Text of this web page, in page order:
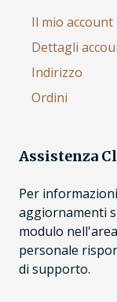
Il mio account
Dettagli
Indirizzo
Ordini
Assistenza
Per
aggiornamenti
modulo nell'area
personale
di supporto.